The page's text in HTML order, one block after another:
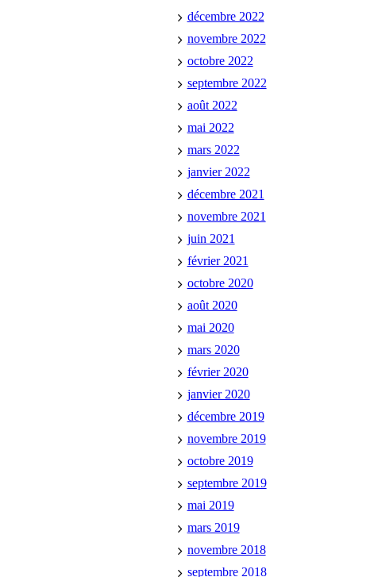
décembre 2022
novembre 2022
octobre 2022
septembre 2022
août 2022
mai 2022
mars 2022
janvier 2022
décembre 2021
novembre 2021
juin 2021
février 2021
octobre 2020
août 2020
mai 2020
mars 2020
février 2020
janvier 2020
décembre 2019
novembre 2019
octobre 2019
septembre 2019
mai 2019
mars 2019
novembre 2018
septembre 2018